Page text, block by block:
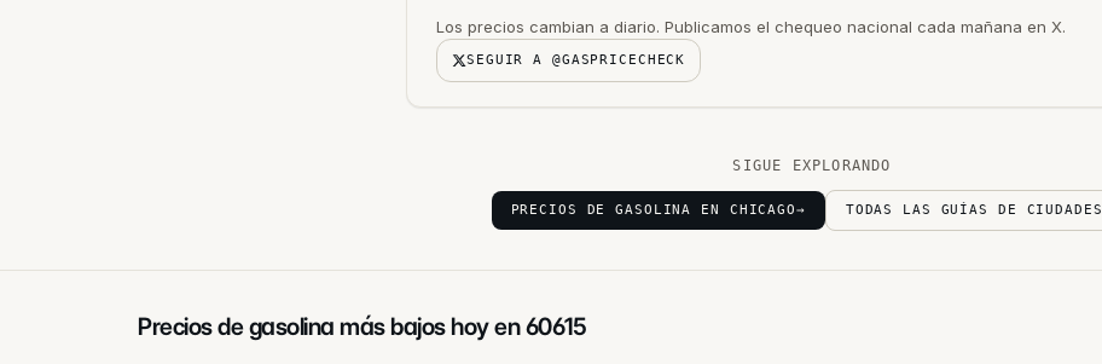
Los precios cambian a diario. Publicamos el chequeo nacional cada mañana en X.
SEGUIR A @GASPRICECHECK
SIGUE EXPLORANDO
PRECIOS DE GASOLINA EN CHICAGO→ TODAS LAS GUÍAS DE CIUDADES
Precios de gasolina más bajos hoy en60615